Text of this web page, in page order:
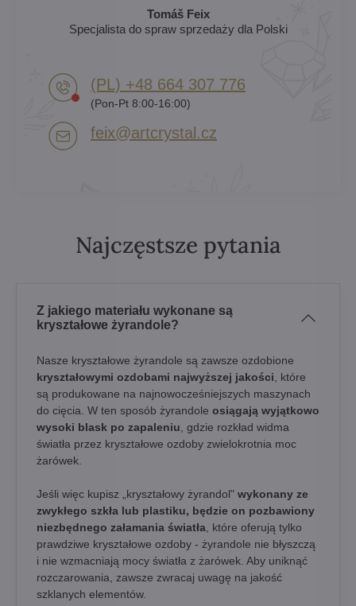
Tomáš Feix
Specjalista do spraw sprzedaży dla Polski
(PL) +48 664 307 776
(Pon-Pt 8:00-16:00)
feix​@artcrystal​.cz
Najczęstsze pytania
Z jakiego materiału wykonane są
kryształowe żyrandole?
Nasze kryształowe żyrandole są zawsze ozdobione
kryształowymi ozdobami najwyższej jakości , które
są produkowane na najnowocześniejszych maszynach
do cięcia. W ten sposób żyrandole osiągają wyjątkowo
wysoki blask po zapaleniu , gdzie rozkład widma
światła przez kryształowe ozdoby zwielokrotnia moc
żarówek.
Jeśli więc kupisz „kryształowy żyrandol" wykonany ze
zwykłego szkła lub plastiku, będzie on pozbawiony
niezbędnego załamania światła , które oferują tylko
prawdziwe kryształowe ozdoby - żyrandole nie błyszczą
i nie wzmacniają mocy światła z żarówek. Aby uniknąć
rozczarowania, zawsze zwracaj uwagę na jakość
szklanych elementów.